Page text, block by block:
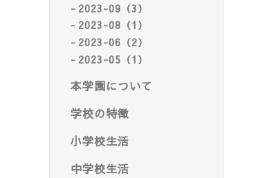
2023-09（3）
2023-08（1）
2023-06（2）
2023-05（1）
本学園について
学校の特徴
小学校生活
中学校生活